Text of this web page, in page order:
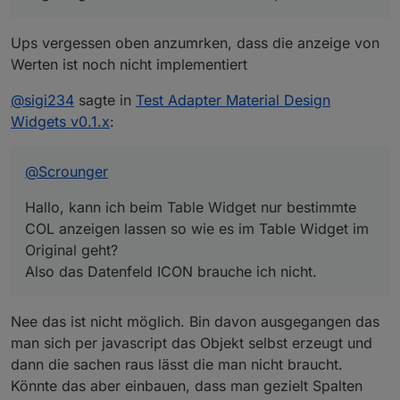
Ups vergessen oben anzumrken, dass die anzeige von
Werten ist noch nicht implementiert
@sigi234 sagte in Test Adapter Material Design
Widgets v0.1.x:
@Scrounger
Hallo, kann ich beim Table Widget nur bestimmte
COL anzeigen lassen so wie es im Table Widget im
Original geht?
Also das Datenfeld ICON brauche ich nicht.
Nee das ist nicht möglich. Bin davon ausgegangen das
man sich per javascript das Objekt selbst erzeugt und
dann die sachen raus lässt die man nicht braucht.
Könnte das aber einbauen, dass man gezielt Spalten